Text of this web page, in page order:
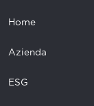
Home
Azienda
ESG